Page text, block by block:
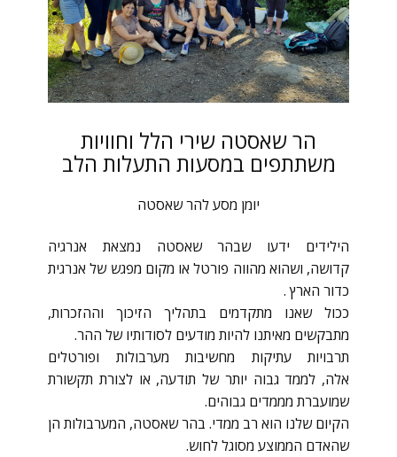
הר שאסטה שירי הלל וחוויות
משתתפים במסעות התעלות הלב
יומן מסע להר שאסטה
הילידים ידעו שבהר שאסטה נמצאת אנרגיה
קדושה, ושהוא מהווה פורטל או מקום מפגש של אנרגית
כדור הארץ .
ככול שאנו מתקדמים בתהליך הזיכוך וההזכרות,
מתבקשים מאיתנו להיות מודעים לסודותיו של ההר.
תרבויות עתיקות מחשיבות מערבולות ופורטלים
אלה, לממד גבוה יותר של תודעה, או לצורת תקשורת
שמועברת מממדים גבוהים.
הקיום שלנו הוא רב ממדי. בהר שאסטה, המערבולות הן
שהאדם הממוצע מסוגל לחוש.